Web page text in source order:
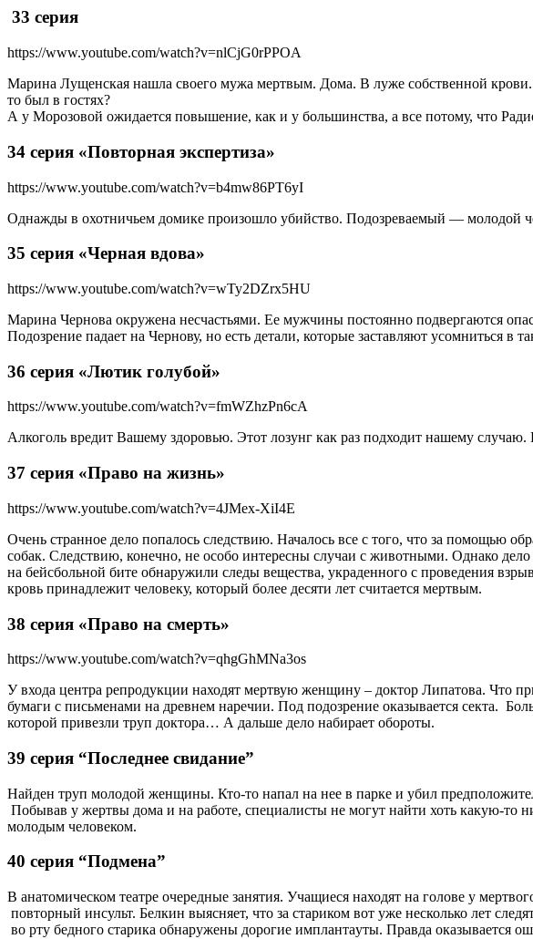
33 серия
https://www.youtube.com/watch?v=nlCjG0rPPOA
Марина Лущенская нашла своего мужа мертвым. Дома. В луже собственной
то был в гостях?
А у Морозовой ожидается повышение, как и у большинства, а все потому, что
34 серия «Повторная экспертиза»
https://www.youtube.com/watch?v=b4mw86PT6yI
Однажды в охотничьем домике произошло убийство. Подозреваемый — молодой
35 серия «Черная вдова»
https://www.youtube.com/watch?v=wTy2DZrx5HU
Марина Чернова окружена несчастьями. Ее мужчины постоянно подвергаются
Подозрение падает на Чернову, но есть детали, которые заставляют усомниться в
36 серия «Лютик голубой»
https://www.youtube.com/watch?v=fmWZhzPn6cA
Алкоголь вредит Вашему здоровью. Этот лозунг как раз подходит нашему
37 серия «Право на жизнь»
https://www.youtube.com/watch?v=4JMex-XiI4E
Очень странное дело попалось следствию. Началось все с того, что за помощью
собак. Следствию, конечно, не особо интересны случаи с животными. Однако
на бейсбольной бите обнаружили следы вещества, украденного с проведения
кровь принадлежит человеку, который более десяти лет считается мертвым.
38 серия «Право на смерть»
https://www.youtube.com/watch?v=qhgGhMNa3os
У входа центра репродукции находят мертвую женщину – доктор Липатова. Что
бумаги с письменами на древнем наречии. Под подозрение оказывается секта.
которой привезли труп доктора… А дальше дело набирает обороты.
39 серия “Последнее свидание”
Найден труп молодой женщины. Кто-то напал на нее в парке и убил
Побывав у жертвы дома и на работе, специалисты не могут найти хоть какую-то
молодым человеком.
40 серия “Подмена”
В анатомическом театре очередные занятия. Учащиеся находят на голове у
повторный инсульт. Белкин выясняет, что за стариком вот уже несколько лет
во рту бедного старика обнаружены дорогие имплантаyты. Правда оказывается